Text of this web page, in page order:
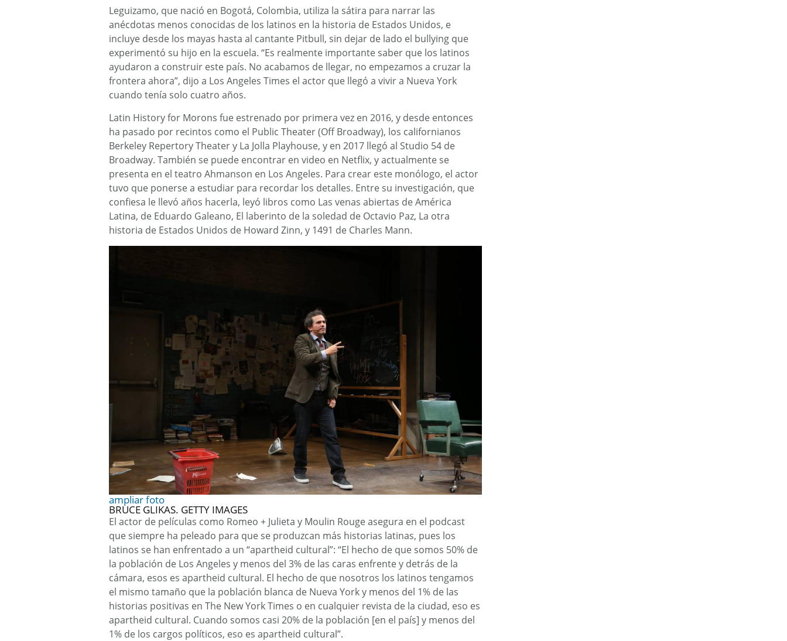
Leguizamo, que nació en Bogotá, Colombia, utiliza la sátira para narrar las
anécdotas menos conocidas de los latinos en la historia de Estados Unidos, e
incluye desde los mayas hasta al cantante Pitbull, sin dejar de lado el bullying que
experimentó su hijo en la escuela. “Es realmente importante saber que los latinos
ayudaron a construir este país. No acabamos de llegar, no empezamos a cruzar la
frontera ahora”, dijo a Los Angeles Times el actor que llegó a vivir a Nueva York
cuando tenía solo cuatro años.
Latin History for Morons fue estrenado por primera vez en 2016, y desde entonces
ha pasado por recintos como el Public Theater (Off Broadway), los californianos
Berkeley Repertory Theater y La Jolla Playhouse, y en 2017 llegó al Studio 54 de
Broadway. También se puede encontrar en video en Netflix, y actualmente se
presenta en el teatro Ahmanson en Los Angeles. Para crear este monólogo, el actor
tuvo que ponerse a estudiar para recordar los detalles. Entre su investigación, que
confiesa le llevó años hacerla, leyó libros como Las venas abiertas de América
Latina, de Eduardo Galeano, El laberinto de la soledad de Octavio Paz, La otra
historia de Estados Unidos de Howard Zinn, y 1491 de Charles Mann.
ampliar foto
BRUCE GLIKAS. GETTY IMAGES
El actor de películas como Romeo + Julieta y Moulin Rouge asegura en el podcast
que siempre ha peleado para que se produzcan más historias latinas, pues los
latinos se han enfrentado a un “apartheid cultural”: “El hecho de que somos 50% de
la población de Los Angeles y menos del 3% de las caras enfrente y detrás de la
cámara, esos es apartheid cultural. El hecho de que nosotros los latinos tengamos
el mismo tamaño que la población blanca de Nueva York y menos del 1% de las
historias positivas en The New York Times o en cualquier revista de la ciudad, eso es
apartheid cultural. Cuando somos casi 20% de la población [en el país] y menos del
1% de los cargos políticos, eso es apartheid cultural”.